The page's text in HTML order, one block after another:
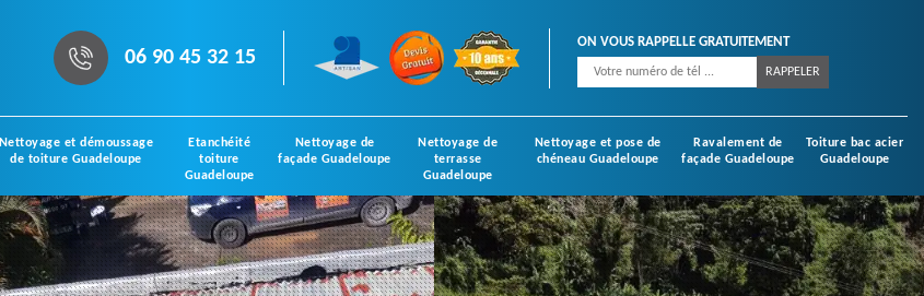
06 90 45 32 15
ON VOUS RAPPELLE GRATUITEMENT
Nettoyage et démoussage
de toiture Guadeloupe
Etanchéité
toiture
Guadeloupe
Nettoyage de
façade Guadeloupe
Nettoyage de
terrasse
Guadeloupe
Nettoyage et pose de
chéneau Guadeloupe
Ravalement de
façade Guadeloupe
Toiture bac acier
Guadeloupe